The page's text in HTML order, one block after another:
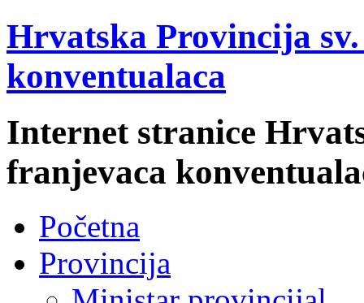
Hrvatska Provincija
konventualaca
Internet stranice
franjevaca
Početna
Provincija